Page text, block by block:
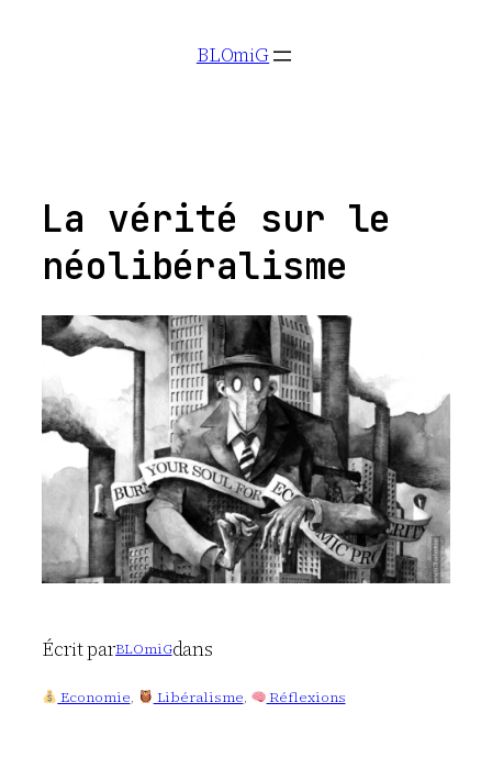
BLOmiG
La vérité sur le
néolibéralisme
Écrit parBLOmiGdans
Economie, Libéralisme, Réflexions